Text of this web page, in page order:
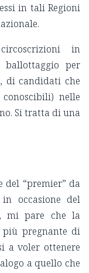
in tali Regioni
in
per
di candidati che
nelle
Si tratta di una
del “premier” da
occasione del
mi pare che la
pregnante di
a voler ottenere
a quello che